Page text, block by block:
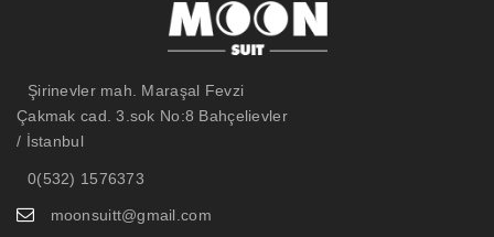
Şirinevler mah. Maraşal Fevzi
Çakmak cad. 3.sok No:8 Bahçelievler
/ İstanbul
0(532) 1576373
moonsuitt@gmail.com